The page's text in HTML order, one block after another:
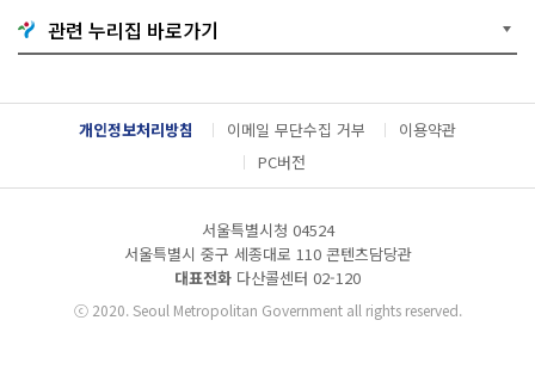
기
G
o
g
l
e
e
서
다
운
관련 누리집 바로가기
개인정보처리방침 이메일 무단수집 거부
이용약관
PC버전
서울특별시청 04524
서울특별시 중구 세종대로 110 콘텐츠담당관
대표전화 다산콜센터 02-120
ⓒ2020. Seoul Metropolitan Government all rights reserved.